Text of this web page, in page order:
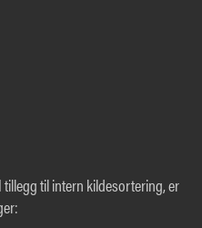
til intern kildesortering, er